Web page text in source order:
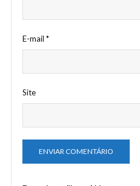
E-mail *
Site